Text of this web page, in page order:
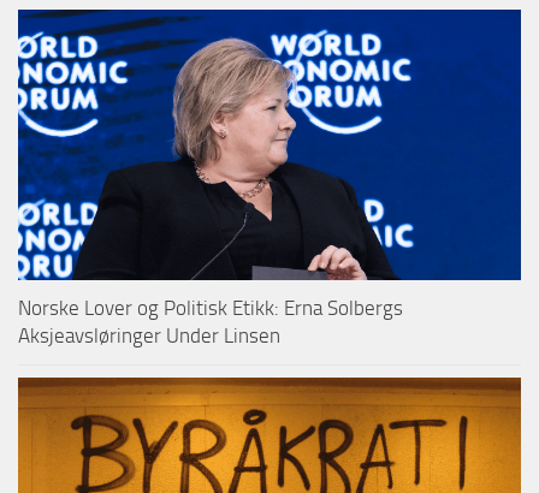
Norske Lover og Politisk Etikk: Erna Solbergs
Aksjeavsløringer Under Linsen